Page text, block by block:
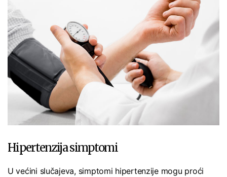
Hipertenzija simptomi
U većini slučajeva, simptomi hipertenzije mogu proći